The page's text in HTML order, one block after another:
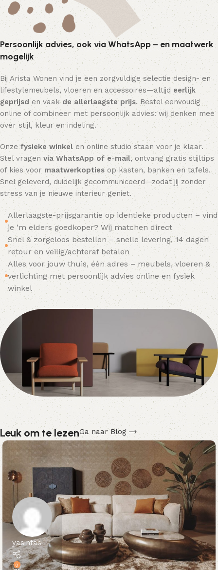
Persoonlijk advies, ook via WhatsApp – en maatwerk
mogelijk
Bij Arista Wonen vind je een zorgvuldige selectie design- en
lifestylemeubels, vloeren en accessoires—altijd eerlijk
geprijsd en vaakde allerlaagste prijs. Bestel eenvoudig
online of combineer met persoonlijk advies: wij denken mee
over stijl, kleur en indeling.
Onzefysieke winkel en online studio staan voor je klaar.
Stel vragen via WhatsApp of e-mail, ontvang gratis stijltips
of kies voor maatwerkopties op kasten, banken en tafels.
Snel geleverd, duidelijk gecommuniceerd—zodat jij zonder
stress van je nieuwe interieur geniet.
Allerlaagste-prijsgarantie op identieke producten – vind
je ’m elders goedkoper? Wij matchen direct
Snel & zorgeloos bestellen – snelle levering, 14 dagen
retour en veilig/achteraf betalen
Alles voor jouw thuis, één adres – meubels, vloeren &
verlichting met persoonlijk advies online en fysiek
winkel
Leuk om te lezenGa naar Blog
yasintas
0